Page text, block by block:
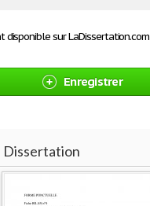
disponible sur LaDissertation.com
Enregistrer
Dissertation